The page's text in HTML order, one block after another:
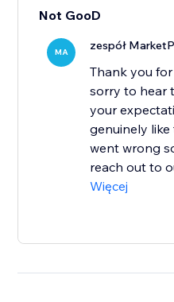
Not GooD
MA zespół
Thank you
sorry to hear
your
genuinely
went wrong
reach out to
Więcej